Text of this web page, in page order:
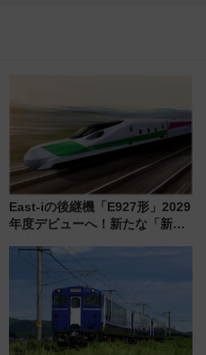
East-iの後継機「E927形」2029
年度デビューへ！新たな「新幹
説【JR東日本】